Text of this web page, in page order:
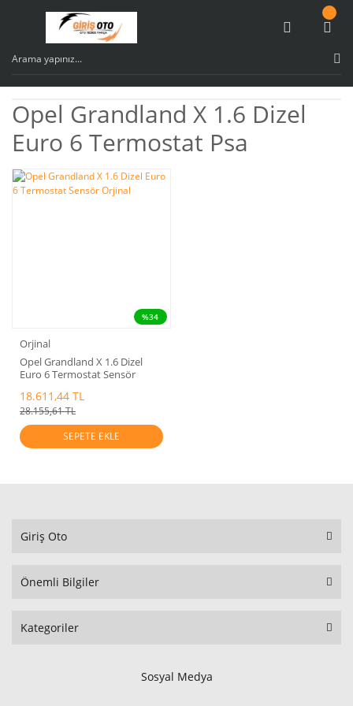
Opel Grandland X 1.6 Dizel
Euro 6 Termostat Psa
%34
Orjinal
Opel Grandland X 1.6 Dizel
Euro 6 Termostat Sensör
18.611,44 TL
28.155,61 TL
SEPETE EKLE
Giriş Oto
Önemli Bilgiler
Kategoriler
Sosyal Medya